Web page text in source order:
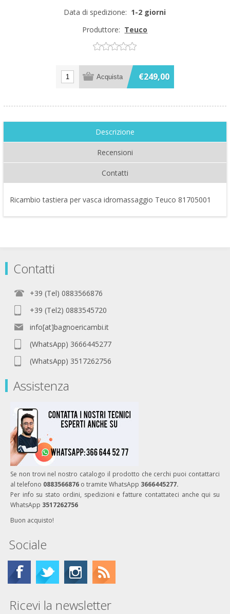
Data di spedizione: 1-2 giorni
Produttore: Teuco
€249,00
Descrizione
Recensioni
Contatti
Ricambio tastiera per vasca idromassaggio Teuco 81705001
Contatti
+39 (Tel) 0883566876
+39 (Tel2) 0883545720
info[at]bagnoericambi.it
(WhatsApp) 3666445277
(WhatsApp) 3517262756
Assistenza
Se non trovi nel nostro catalogo il prodotto che cerchi puoi contattarci
al telefono 0883566876 o tramite WhatsApp 3666445277.
Per info su stato ordini, spedizioni e fatture contattateci anche qui su
WhatsApp 3517262756
Buon acquisto!
Sociale
Ricevi la newsletter